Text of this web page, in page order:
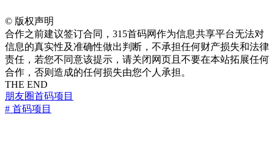
© 版权声明
合作之前建议签订合同，315首码网作为信息共享平台无法对
信息的真实性及准确性做出判断，不承担任何财产损失和法律
责任，若您不同意该提示，请关闭网页且不要在本站拓展任何
合作，否则造成的任何损失由您个人承担。
THE END
朋友圈首码项目
# 首码项目